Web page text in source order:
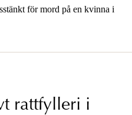
för mord på en kvinna i
rattfylleri i